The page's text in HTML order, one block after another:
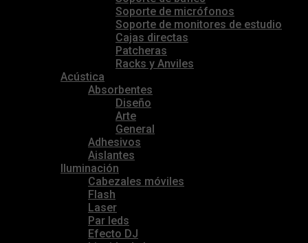
Soporte de micrófonos
Soporte de monitores de estudio
Cajas directas
Patcheras
Racks y Anviles
Acústica
Absorbentes
Diseño
Arte
General
Adhesivos
Aislantes
Iluminación
Cabezales móviles
Flash
Laser
Par leds
Efecto DJ